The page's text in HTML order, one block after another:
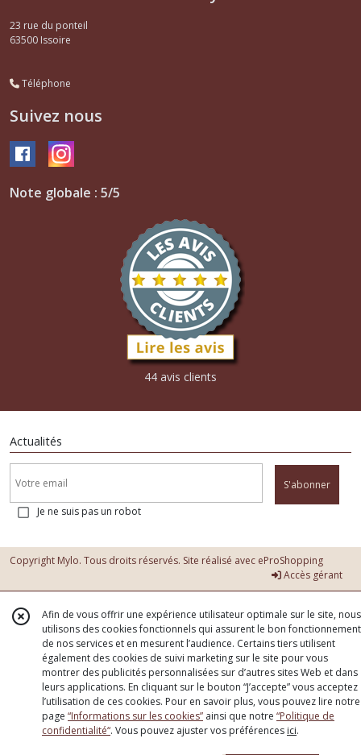
23 rue du ponteil
63500 Issoire
Téléphone
Suivez nous
Note globale : 5/5
44 avis clients
Actualités
S'abonner
Je ne suis pas un robot
Copyright Mylo. Tous droits réservés. Site réalisé avec eProShopping
Accès gérant
Afin de vous offrir une expérience utilisateur optimale sur le site, nous
utilisons des cookies fonctionnels qui assurent le bon fonctionnement
de nos services et en mesurent l’audience. Certains tiers utilisent
également des cookies de suivi marketing sur le site pour vous
montrer des publicités personnalisées sur d’autres sites Web et dans
leurs applications. En cliquant sur le bouton “J’accepte” vous acceptez
l’utilisation de ces cookies. Pour en savoir plus, vous pouvez lire notre
page “Informations sur les cookies” ainsi que notre “Politique de
confidentialité“. Vous pouvez ajuster vos préférences ici.